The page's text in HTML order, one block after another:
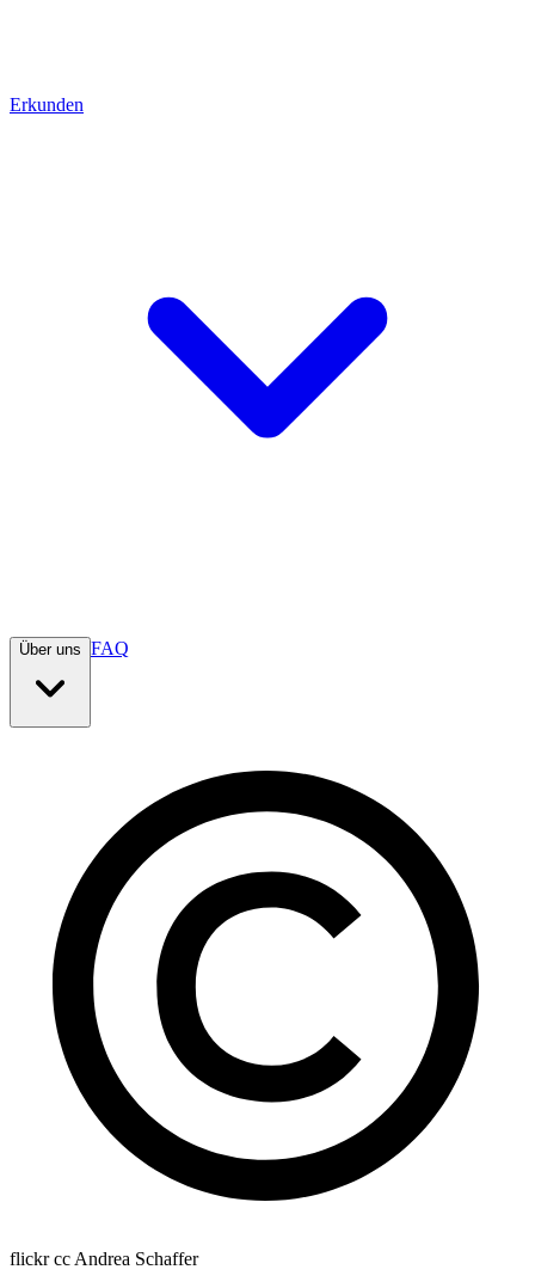
Erkunden
Über uns FAQ
flickr cc Andrea Schaffer